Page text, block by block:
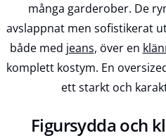
många garderober. De
avslappnat men sofistikerat
både med jeans, över en
komplett kostym. En
ett starkt och
Figursydda och